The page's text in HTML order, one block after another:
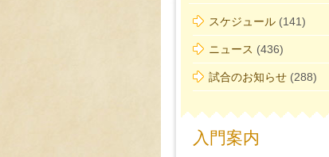
スケジュール (141)
ニュース (436)
試合のお知らせ (288)
入門案内